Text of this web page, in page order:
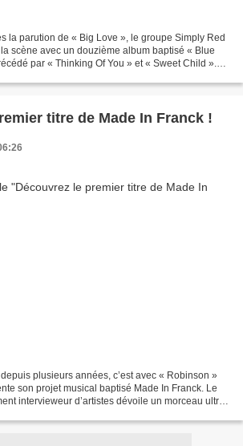
la parution de « Big Love », le groupe Simply Red
scène avec un douzième album baptisé « Blue
par « Thinking Of You » et « Sweet Child ».
titre de Made In Franck !
plusieurs années, c’est avec « Robinson »
son projet musical baptisé Made In Franck. Le
intervieweur d’artistes dévoile un morceau ultra